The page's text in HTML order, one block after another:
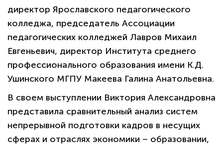
директор Ярославского педагогического
колледжа, председатель Ассоциации
педагогических колледжей Лавров Михаил
Евгеньевич, директор Института среднего
профессионального образования имени К.Д.
Ушинского МГПУ Макеева Галина Анатольевна.
В своем выступлении Виктория Александровна
представила сравнительный анализ систем
непрерывной подготовки кадров в несущих
сферах и отраслях экономики – образовании,